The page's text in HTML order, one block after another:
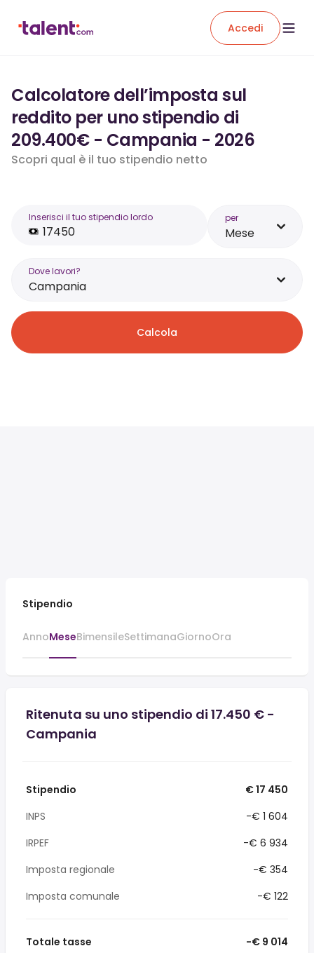
Accedi
Calcolatore dell’imposta sul
reddito per uno stipendio di
209.400€ - Campania - 2026
Scopri qual è il tuo stipendio netto
Inserisci il tuo stipendio lordo per
Mese
Dove lavori?
Campania
Calcola
Stipendio
AnnoMeseBimensileSettimanaGiornoOra
Ritenuta su uno stipendio di 17.450 € -
Campania
Stipendio
€ 17 450
INPS
-€ 1 604
IRPEF
-€ 6 934
Imposta regionale
-€ 354
Imposta comunale
-€ 122
Totale tasse -€ 9 014